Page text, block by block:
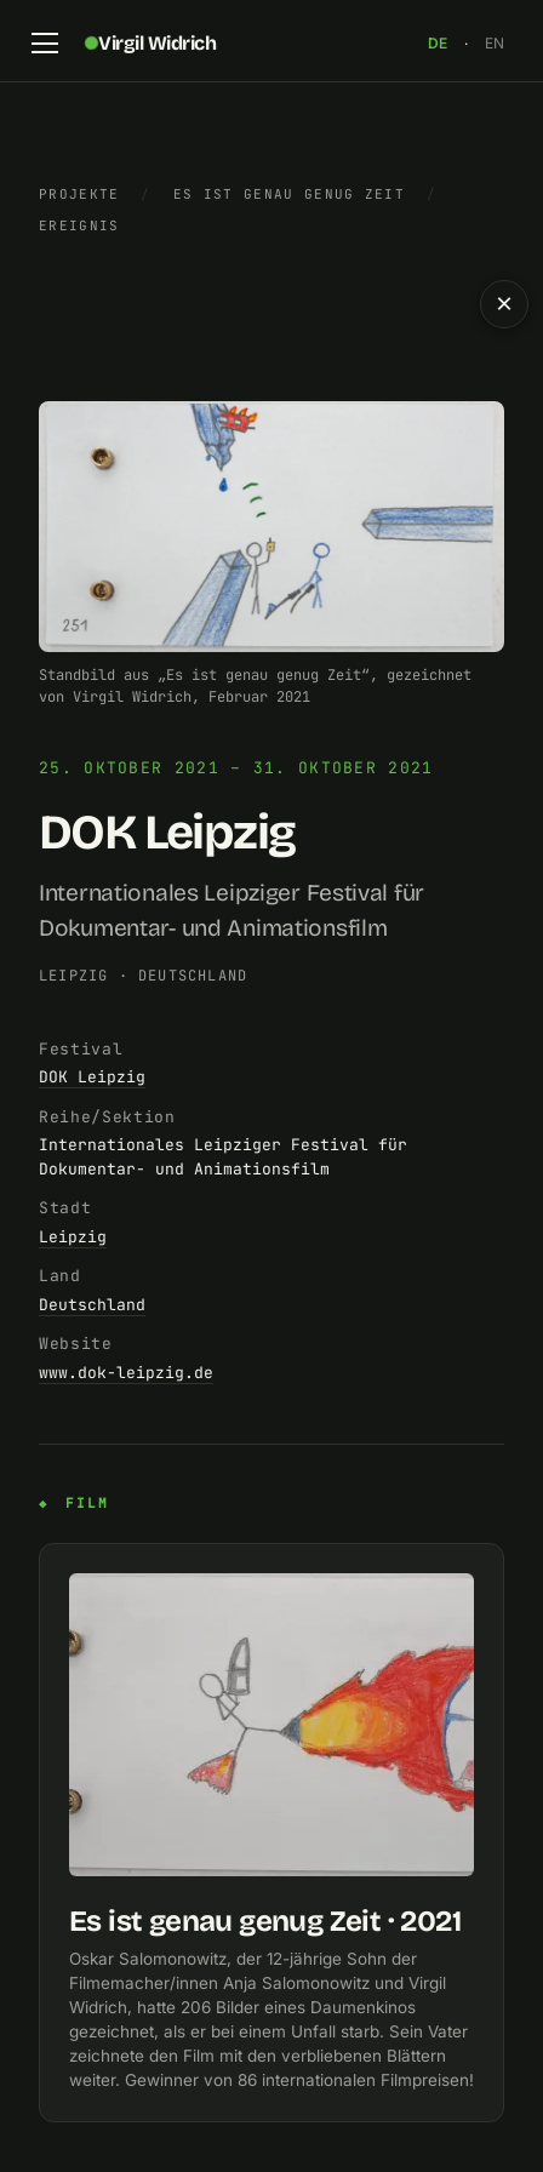
Virgil Widrich DE · EN
PROJEKTE / ES IST GENAU GENUG ZEIT
/
EREIGNIS
Standbild aus „Es ist genau genug Zeit“, gezeichnet
von Virgil Widrich, Februar 2021
25. OKTOBER 2021 – 31. OKTOBER 2021
DOK Leipzig
Internationales Leipziger Festival für
Dokumentar- und Animationsfilm
LEIPZIG · DEUTSCHLAND
Festival
DOK Leipzig
Reihe/Sektion
Internationales Leipziger Festival für
Dokumentar- und Animationsfilm
Stadt
Leipzig
Land
Deutschland
Website
www.dok-leipzig.de
FILM
Es ist genau genug Zeit · 2021
Oskar Salomonowitz, der 12-jährige Sohn der
Filmemacher/innen Anja Salomonowitz und Virgil
Widrich, hatte 206 Bilder eines Daumenkinos
gezeichnet, als er bei einem Unfall starb. Sein Vater
zeichnete den Film mit den verbliebenen Blättern
weiter. Gewinner von 86 internationalen Filmpreisen!
×